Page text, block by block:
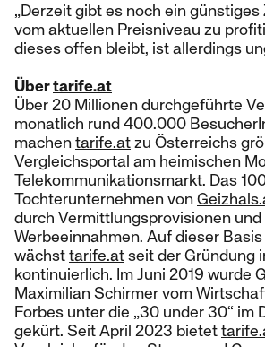
„Derzeit gibt es noch ein
vom aktuellen Preisniveau zu
dieses offen bleibt, ist allerdings
Übertarife.at
Über 20 Millionen durchgeführte
monatlich rund 400.000
machentarife.atzu Österreichs
Vergleichsportal am heimischen
Telekommunikationsmarkt. Das
Tochterunternehmen von
durch Vermittlungsprovisionen und
Werbeeinnahmen. Auf dieser Basis
wächsttarife.atseit der Gründung
kontinuierlich. Im Juni 2019 wurde
Maximilian Schirmer vom
Forbes unter die „30 under 30“ im
gekürt. Seit April 2023 bietet